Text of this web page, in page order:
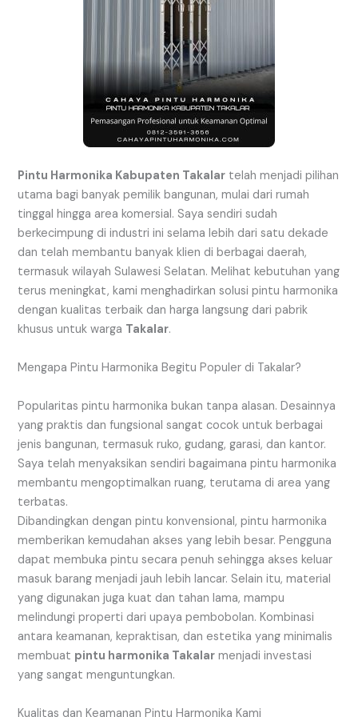
Pintu Harmonika Kabupaten Takalar telah menjadi pilihan
utama bagi banyak pemilik bangunan, mulai dari rumah
tinggal hingga area komersial. Saya sendiri sudah
berkecimpung di industri ini selama lebih dari satu dekade
dan telah membantu banyak klien di berbagai daerah,
termasuk wilayah Sulawesi Selatan. Melihat kebutuhan yang
terus meningkat, kami menghadirkan solusi pintu harmonika
dengan kualitas terbaik dan harga langsung dari pabrik
khusus untuk warga Takalar.
Mengapa Pintu Harmonika Begitu Populer di Takalar?
Popularitas pintu harmonika bukan tanpa alasan. Desainnya
yang praktis dan fungsional sangat cocok untuk berbagai
jenis bangunan, termasuk ruko, gudang, garasi, dan kantor.
Saya telah menyaksikan sendiri bagaimana pintu harmonika
membantu mengoptimalkan ruang, terutama di area yang
terbatas.
Dibandingkan dengan pintu konvensional, pintu harmonika
memberikan kemudahan akses yang lebih besar. Pengguna
dapat membuka pintu secara penuh sehingga akses keluar
masuk barang menjadi jauh lebih lancar. Selain itu, material
yang digunakan juga kuat dan tahan lama, mampu
melindungi properti dari upaya pembobolan. Kombinasi
antara keamanan, kepraktisan, dan estetika yang minimalis
membuat pintu harmonika Takalar menjadi investasi
yang sangat menguntungkan.
Kualitas dan Keamanan Pintu Harmonika Kami